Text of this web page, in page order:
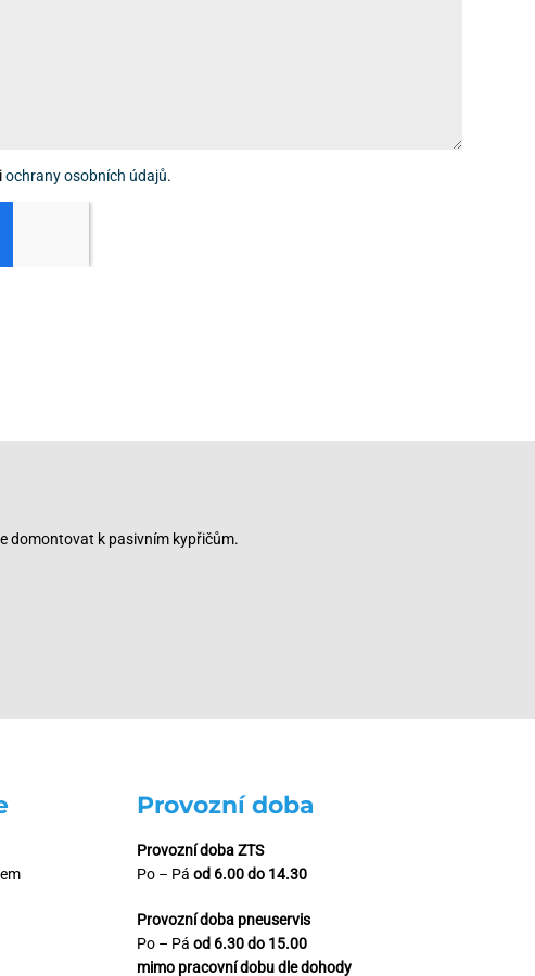
ochrany osobních údajů.
domontovat k pasivním kypřičům.
Provozní doba
Provozní doba ZTS
Po – Pá od 6.00 do 14.30
Provozní doba pneuservis
Po – Pá od 6.30 do 15.00
mimo pracovní dobu dle dohody